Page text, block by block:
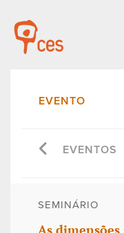
EVENTO
EVENTOS
SEMINÁRIO
As